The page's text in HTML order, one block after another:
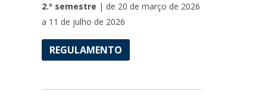
2.º semestre | de 20 de março de 2026
a 11 de julho de 2026
REGULAMENTO